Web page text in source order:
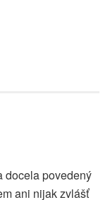
docela povedený
ani nijak zvlášť